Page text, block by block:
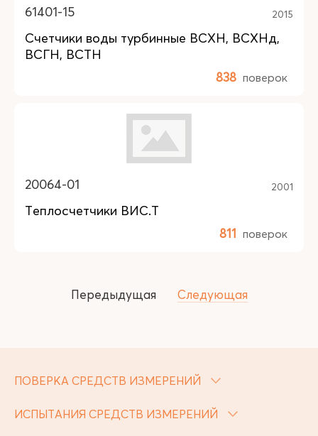
61401-15 2015
Счетчики воды турбинные ВСХН, ВСХНд,
ВСГН, ВСТН
838 поверок
20064-01 2001
Теплосчетчики ВИС.Т
811 поверок
Передыдущая Следующая
ПОВЕРКА СРЕДСТВ ИЗМЕРЕНИЙ
ИСПЫТАНИЯ СРЕДСТВ ИЗМЕРЕНИЙ